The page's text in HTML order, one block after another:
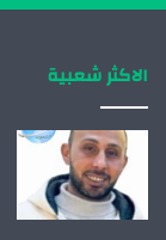
الاكثر شعبية